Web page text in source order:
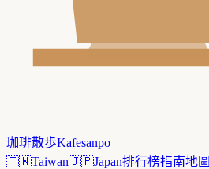
珈琲散歩Kafesanpo
🇹🇼Taiwan🇯🇵Japan排行榜指南地圖